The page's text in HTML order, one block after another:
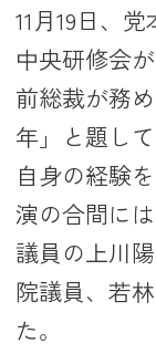
11月19日、
中央研修会
前総裁が務
年」と題し
自身の経験
演の合間に
議員の上川
院議員、若
た。